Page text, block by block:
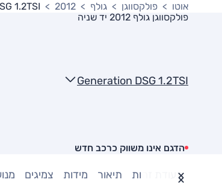
אוטו פולקסווגן גולף 2012
1.2TSI
פולקסווגן גולף 2012
יד שניה
Generation DSG 1.2TSI
הדגם אינו משווק כרכב חדש
תעודת זהות תיאור מידות צמיגים